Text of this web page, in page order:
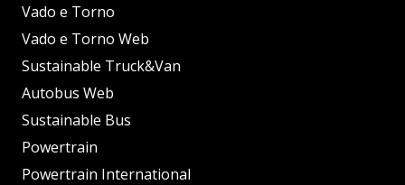
Vado e Torno
Vado e Torno Web
Sustainable Truck&Van
Autobus Web
Sustainable Bus
Powertrain
Powertrain International